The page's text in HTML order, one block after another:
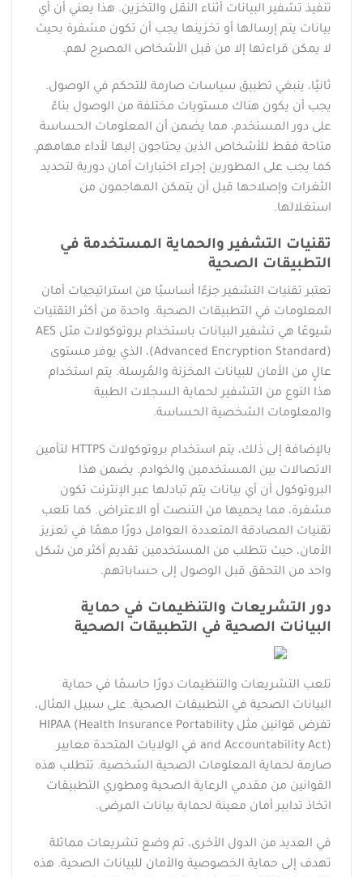
تنفيذ تشفير البيانات أثناء النقل والتخزين. هذا يعني أن أي
بيانات يتم إرسالها أو تخزينها يجب أن تكون مشفرة بحيث
لا يمكن قراءتها إلا من قبل الأشخاص المصرح لهم.
ثانيًا، ينبغي تطبيق سياسات صارمة للتحكم في الوصول.
يجب أن يكون هناك مستويات مختلفة من الوصول بناءً
على دور المستخدم، مما يضمن أن المعلومات الحساسة
متاحة فقط للأشخاص الذين يحتاجون إليها لأداء مهامهم.
كما يجب على المطورين إجراء اختبارات أمان دورية لتحديد
الثغرات وإصلاحها قبل أن يتمكن المهاجمون من
استغلالها.
تقنيات التشفير والحماية المستخدمة في
التطبيقات الصحية
تعتبر تقنيات التشفير جزءًا أساسيًا من استراتيجيات أمان
المعلومات في التطبيقات الصحية. واحدة من أكثر التقنيات
شيوعًا هي تشفير البيانات باستخدام بروتوكولات مثل AES
(Advanced Encryption Standard)، الذي يوفر مستوى
عالٍ من الأمان للبيانات المخزنة والمُرسلة. يتم استخدام
هذا النوع من التشفير لحماية السجلات الطبية
والمعلومات الشخصية الحساسة.
بالإضافة إلى ذلك، يتم استخدام بروتوكولات HTTPS لتأمين
الاتصالات بين المستخدمين والخوادم. يضمن هذا
البروتوكول أن أي بيانات يتم تبادلها عبر الإنترنت تكون
مشفرة، مما يحميها من التنصت أو الاعتراض. كما تلعب
تقنيات المصادقة المتعددة العوامل دورًا مهمًا في تعزيز
الأمان، حيث تتطلب من المستخدمين تقديم أكثر من شكل
واحد من التحقق قبل الوصول إلى حساباتهم.
دور التشريعات والتنظيمات في حماية
البيانات الصحية في التطبيقات الصحية
تلعب التشريعات والتنظيمات دورًا حاسمًا في حماية
البيانات الصحية في التطبيقات الصحية. على سبيل المثال،
تفرض قوانين مثل HIPAA (Health Insurance Portability
and Accountability Act) في الولايات المتحدة معايير
صارمة لحماية المعلومات الصحية الشخصية. تتطلب هذه
القوانين من مقدمي الرعاية الصحية ومطوري التطبيقات
اتخاذ تدابير أمان معينة لحماية بيانات المرضى.
في العديد من الدول الأخرى، تم وضع تشريعات مماثلة
تهدف إلى حماية الخصوصية والأمان للبيانات الصحية. هذه